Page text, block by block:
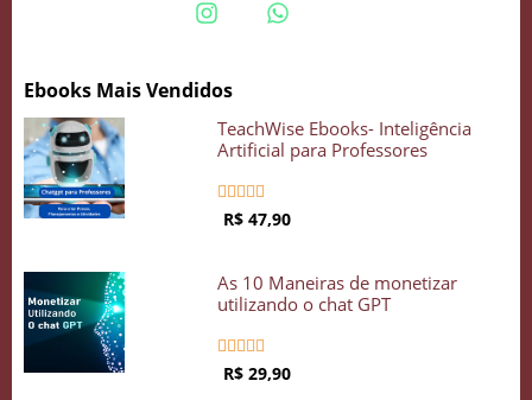
Ebooks Mais Vendidos
TeachWise Ebooks- Inteligência
Artificial para Professores
    
R$ 47,90
As 10 Maneiras de monetizar
utilizando o chat GPT
    
R$ 29,90
Vidgenie
COMECE GRÁTIS